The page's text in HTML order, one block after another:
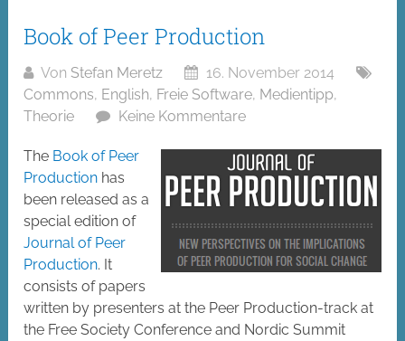
Book of Peer Production
Von Stefan Meretz
16. November 2014
Commons, English, Freie Software, Medientipp,
Theorie
Keine Kommentare
The Book of Peer
Production has
been released as a
special edition of
Journal of Peer
Production. It
consists of papers
written by presenters at the Peer Production-track at
the Free Society Conference and Nordic Summit